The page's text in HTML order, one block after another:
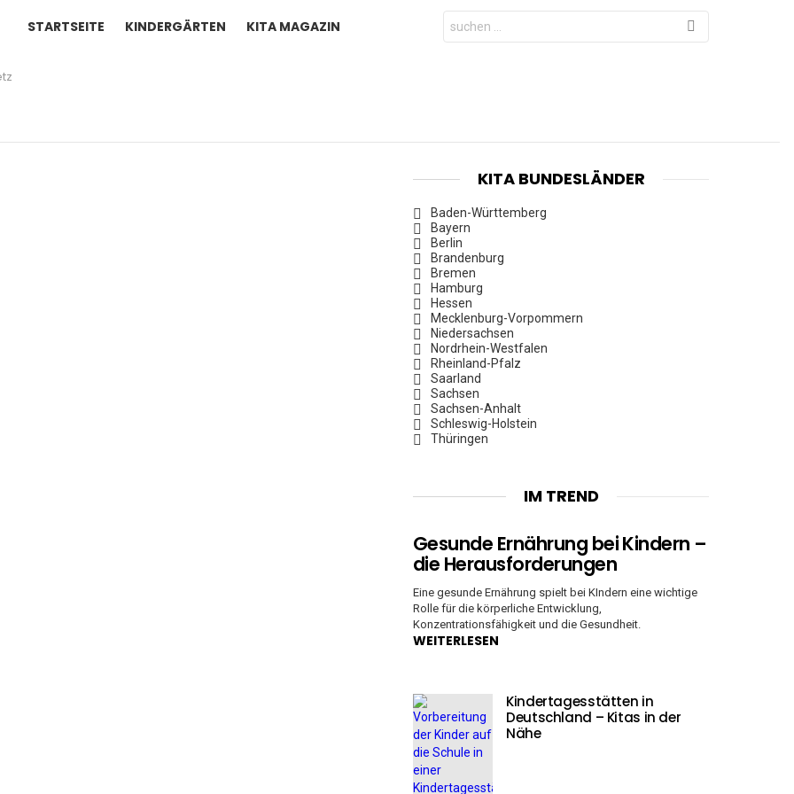
STARTSEITE KINDERGÄRTEN KITA MAGAZIN
Search
for:
KITA BUNDESLÄNDER
Baden-Württemberg
Bayern
Berlin
Brandenburg
Bremen
Hamburg
Hessen
Mecklenburg-Vorpommern
Niedersachsen
Nordrhein-Westfalen
Rheinland-Pfalz
Saarland
Sachsen
Sachsen-Anhalt
Schleswig-Holstein
Thüringen
IM TREND
Gesunde Ernährung bei Kindern –
die Herausforderungen
Eine gesunde Ernährung spielt bei KIndern eine wichtige
Rolle für die körperliche Entwicklung,
Konzentrationsfähigkeit und die Gesundheit.
WEITERLESEN
Kindertagesstätten in
Deutschland – Kitas in der
Nähe